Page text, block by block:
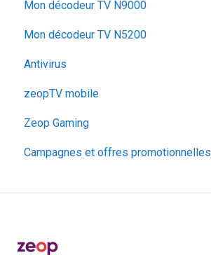
Dépanner mon décodeur TV
Mon décodeur TV N9000
Utiliser mon décodeur TV N9000
Dépanner mon décodeur TV N9000
Configurer mon décodeur TV N9000
Mon décodeur TV N5200
Configurer mon décodeur TV N5200
Antivirus
zeopTV mobile
Zeop Gaming
Présentation
Équipement
Campagnes et offres promotionnelles